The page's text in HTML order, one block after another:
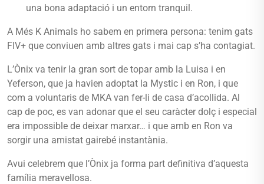
una bona adaptació i un entorn tranquil.
A Més K Animals ho sabem en primera persona: tenim gats
FIV+ que conviuen amb altres gats i mai cap s’ha contagiat.
L’Ònix va tenir la gran sort de topar amb la Luisa i en
Yeferson, que ja havien adoptat la Mystic i en Ron, i que
com a voluntaris de MKA van fer-li de casa d’acollida. Al
cap de poc, es van adonar que el seu caràcter dolç i especial
era impossible de deixar marxar… i que amb en Ron va
sorgir una amistat gairebé instantània.
Avui celebrem que l’Ònix ja forma part definitiva d’aquesta
família meravellosa.